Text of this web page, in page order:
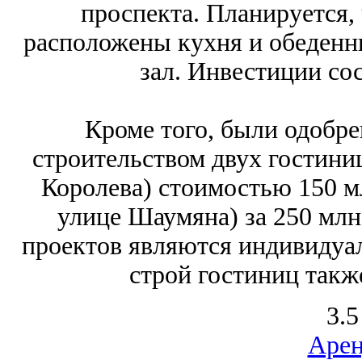
проспекта.
расположены кухня и
зал. Инвестиции
Кроме того, были
строительством двух
Королева) стоимостью 150
улице Шаумяна) за 250
проектов являются
строй гостиниц